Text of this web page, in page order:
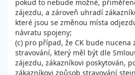
pokud to nebude možné,
zájezdu, a zároveň uhradí
které jsou se změnou místa
návratu spojeny;
(c) pro případ, že CK bude nucena
stravování, který měl být dle
zájezdu, zákazníkovi poskytován,
zákazníkovi způsob stravování